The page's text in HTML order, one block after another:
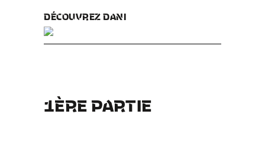
DÉCOUVREZ DANI
1ÈRE PARTIE